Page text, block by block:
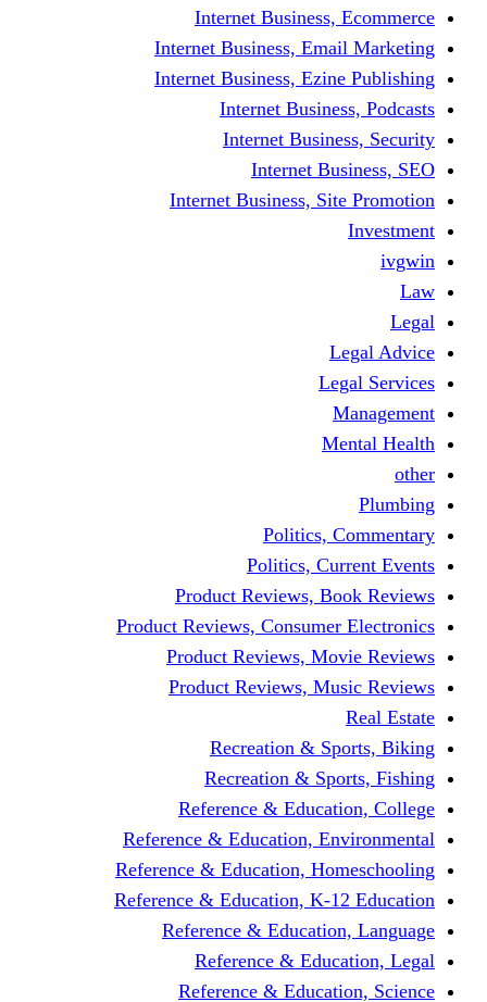
Internet Business,
Internet Business,
Internet Business,
Internet
Internet
Internet
Internet Business,
Politics,
Politics,
Product Reviews,
Product Reviews,
Product Reviews,
Product Reviews,
Recreation &
Recreation &
Reference &
Reference & Education,
Reference & Education,
Reference & Education, K-
Reference &
Reference &
Reference &